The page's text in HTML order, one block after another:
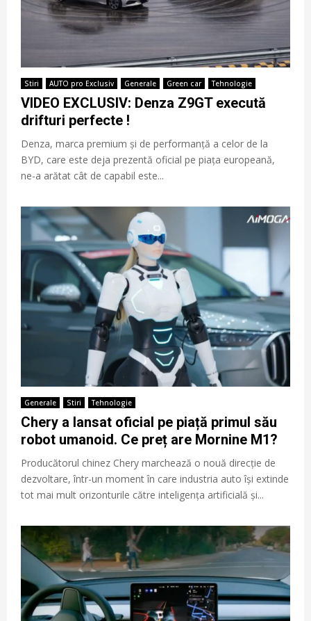
Stiri AUTO pro Exclusiv Generale Green car Tehnologie
VIDEO EXCLUSIV: Denza Z9GT execută
drifturi perfecte !
Denza, marca premium și de performanță a celor de la
BYD, care este deja prezentă oficial pe piața europeană,
ne-a arătat cât de capabil este...
Generale Stiri Tehnologie
Chery a lansat oficial pe piață primul său
robot umanoid. Ce preț are Mornine M1?
Producătorul chinez Chery marchează o nouă direcție de
dezvoltare, într-un moment în care industria auto își extinde
tot mai mult orizonturile către inteligența artificială și...